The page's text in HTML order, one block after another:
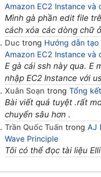
Amazon EC2 Instance và
Mình gà phần edit file
cách xóa các dòng chữ
Duc trong Hướng dẫn tạo
Amazon EC2 Instance và
E gà cái ssh này qua. E
nhập EC2 Instance với
Xuân Soạn trong Tổng
Bài viết quá tuyệt .rất
chuyển sâu hơn .
Trần Quốc Tuấn trong AJ
Wave Principle
Tôi có thể đọc tài liệu